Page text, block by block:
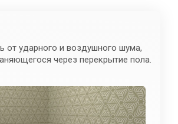
от ударного и воздушного шума,
через перекрытие пола.